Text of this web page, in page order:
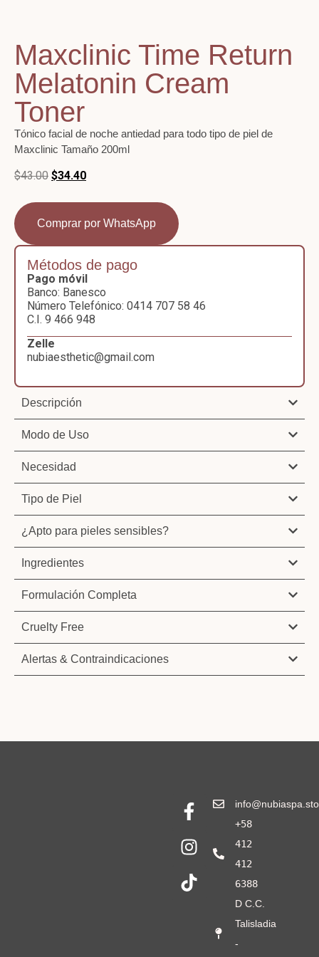
Maxclinic Time Return
Melatonin Cream
Toner
Tónico facial de noche antiedad para todo tipo de piel de
Maxclinic Tamaño 200ml
$43.00 $34.40
Comprar por WhatsApp
Métodos de pago
Pago móvil
Banco: Banesco
Número Telefónico: 0414 707 58 46
C.I. 9 466 948
Zelle
nubiaesthetic@gmail.com
Descripción
Modo de Uso
Necesidad
Tipo de Piel
¿Apto para pieles sensibles?
Ingredientes
Formulación Completa
Cruelty Free
Alertas & Contraindicaciones
+58
412
412
6388
D C.C.
Talisladia
-